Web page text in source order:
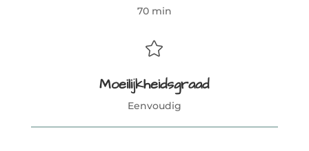
70 min

Moeilijkheidsgraad
Eenvoudig